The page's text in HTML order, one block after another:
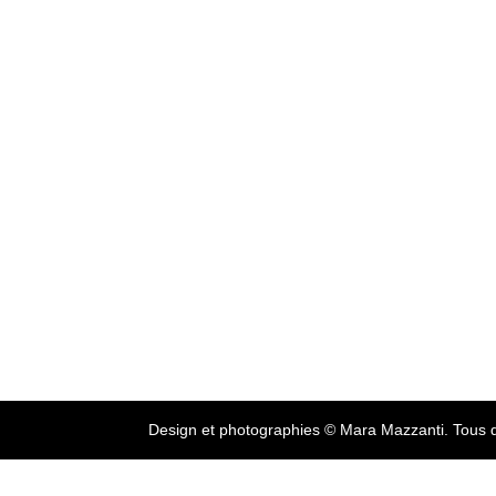
Design et photographies © Mara Mazzanti. Tous